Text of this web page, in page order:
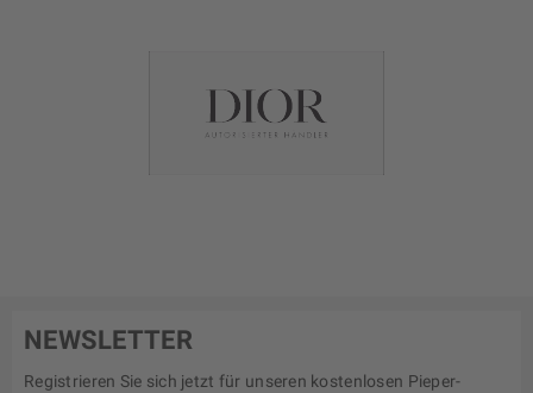
NEWSLETTER
Registrieren Sie sich jetzt für unseren kostenlosen Pieper-